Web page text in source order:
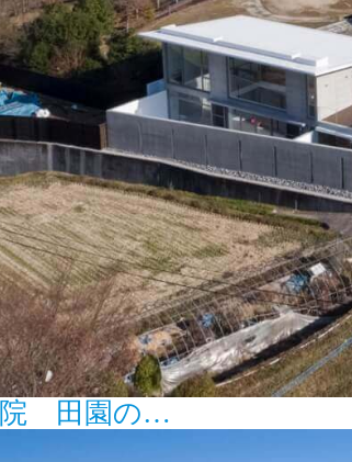
院 田園の…